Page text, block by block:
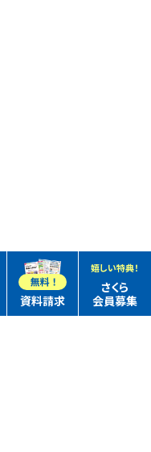
資料請求
嬉しい特典！
さくら
会員募集